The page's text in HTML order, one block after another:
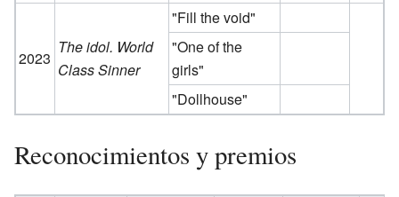
2023
The idol. World
Class Sinner
"Fill the void"
"One of the
girls"
"Dollhouse"
Reconocimientos y premios